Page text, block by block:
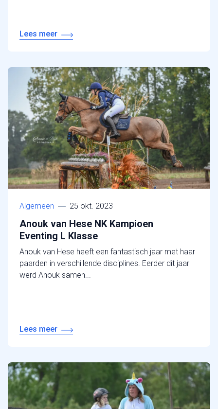
Lees meer
Algemeen 25 okt. 2023
Anouk van Hese NK Kampioen
Eventing L Klasse
Anouk van Hese heeft een fantastisch jaar met haar
paarden in verschillende disciplines. Eerder dit jaar
werd Anouk samen...
Lees meer